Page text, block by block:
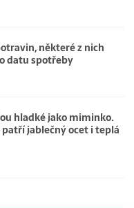
některé z nich
datu spotřeby
hladké jako miminko.
jablečný ocet i teplá